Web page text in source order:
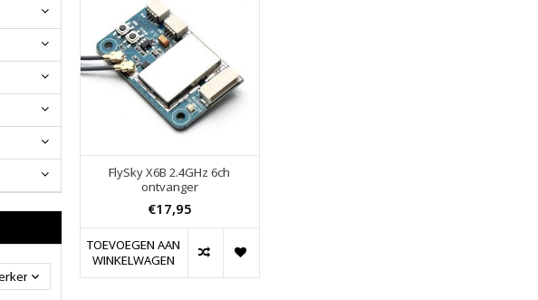
FlySky X6B 2.4GHz 6ch
ontvanger
€17,95
TOEVOEGEN AAN
WINKELWAGEN